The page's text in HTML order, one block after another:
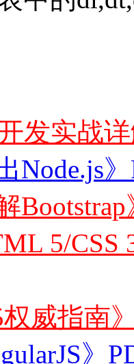
开发实战
Node.js
5/
权威指南
》